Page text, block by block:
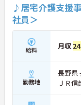
♪居宅介護支援
社員＞
給料 月収
勤務地
長野県
ＪＲ